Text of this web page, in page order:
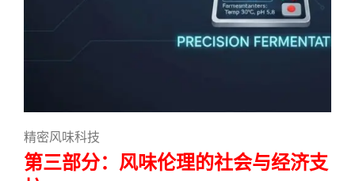
精密风味科技
第三部分：风味伦理的社会与经济支